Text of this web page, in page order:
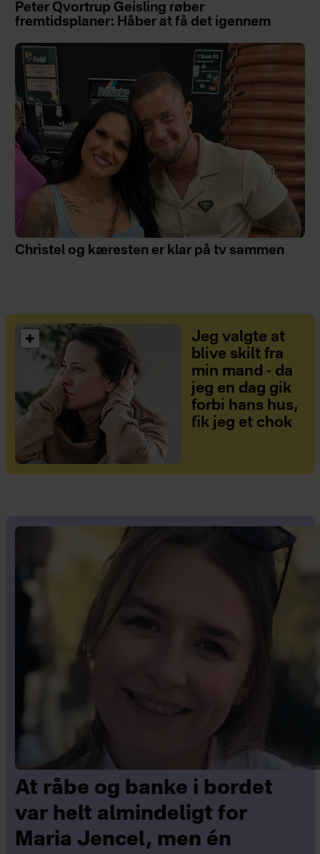
Peter Qvortrup Geisling røber
fremtidsplaner: Håber at få det igennem
Christel og kæresten er klar på tv sammen
Jeg valgte at
blive skilt fra
min mand - da
jeg en dag gik
forbi hans hus,
fik jeg et chok
At råbe og banke i bordet
var helt almindeligt for
Maria Jencel, men én